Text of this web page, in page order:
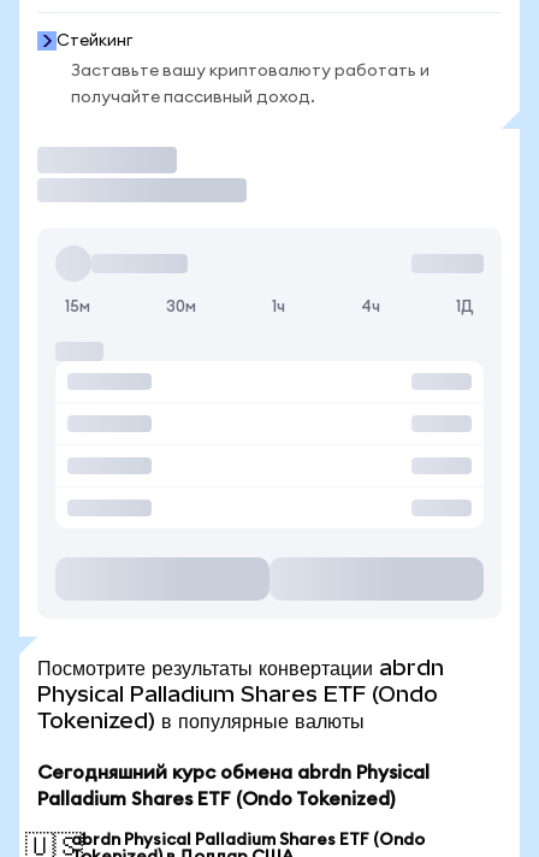
Стейкинг
Заставьте вашу криптовалюту работать и
получайте пассивный доход.
15м 30м 1ч 4ч 1Д
Посмотрите результаты конвертации abrdn
Physical Palladium Shares ETF (Ondo
Tokenized) в популярные валюты
Сегодняшний курс обмена abrdn Physical
Palladium Shares ETF (Ondo Tokenized)
🇺🇸abrdn Physical Palladium Shares ETF (Ondo